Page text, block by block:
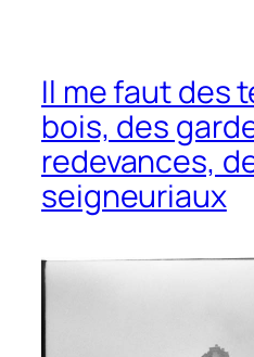
Il me faut des
bois, des
redevances,
seigneuriaux